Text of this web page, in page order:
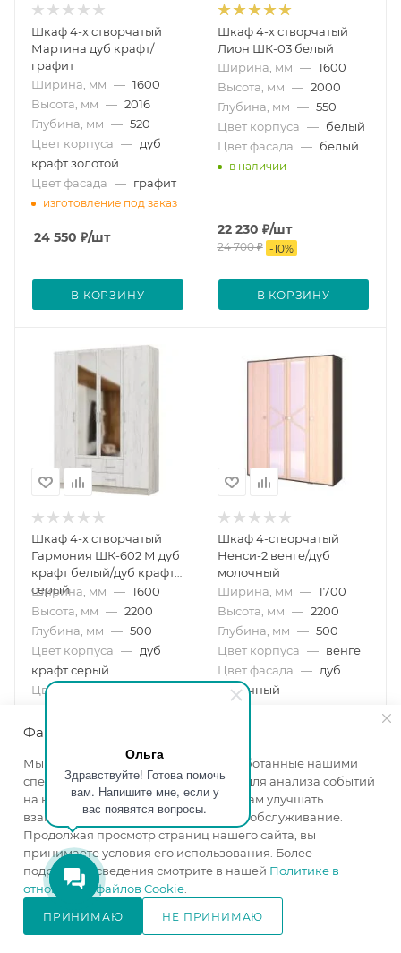
Ольга
Здравствуйте! Готова помочь
вам. Напишите мне, если у
вас появятся вопросы.
Шкаф 4-х створчатый
Мартина дуб крафт/
графит
Ширина, мм — 1600
Высота, мм — 2016
Глубина, мм — 520
Цвет корпуса — дуб
крафт золотой
Цвет фасада — графит
изготовление под заказ
24 550 ₽/шт
В КОРЗИНУ
Шкаф 4-х створчатый
Лион ШК-03 белый
Ширина, мм — 1600
Высота, мм — 2000
Глубина, мм — 550
Цвет корпуса — белый
Цвет фасада — белый
в наличии
22 230 ₽/шт
24 700₽ -10%
В КОРЗИНУ
Шкаф 4-х створчатый
Гармония ШК-602 М дуб
крафт белый/дуб крафт
серый
Ширина, мм — 1600
Высота, мм — 2200
Глубина, мм — 500
Цвет корпуса — дуб
крафт серый
Цвет фасада
22 230
24 700₽ -10%
В КОРЗИНУ
Шкаф 4-створчатый
Ненси-2 венге/дуб
молочный
Ширина, мм — 1700
Высота, мм — 2200
Глубина, мм — 500
Цвет корпуса — венге
Цвет фасада — дуб
молочный
21 530₽/шт
24 750₽ -13%
В КОРЗИНУ
Файлы cookie
Мы используем файлы cookie, разработанные нашими
специалистами и третьими лицами, для анализа событий
на нашем веб-сайте, что позволяет нам улучшать
взаимодействие с пользователями и обслуживание.
Продолжая просмотр страниц нашего сайта, вы
принимаете условия его использования. Более
подробные сведения смотрите в нашей Политике в
отношении файлов Cookie
ПРИНИМАЮ НЕ ПРИНИМАЮ